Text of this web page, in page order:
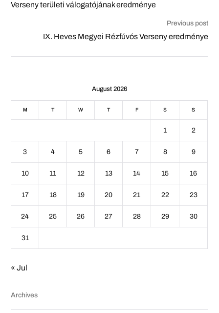
Verseny területi válogatójának eredménye
Previous post
IX. Heves Megyei Rézfúvós Verseny eredménye
August 2026
M T W T F S S
1 2
3 4 5 6 7 8 9
10 11 12 13 14 15 16
17 18 19 20 21 22 23
24 25 26 27 28 29 30
31
« Jul
Archives